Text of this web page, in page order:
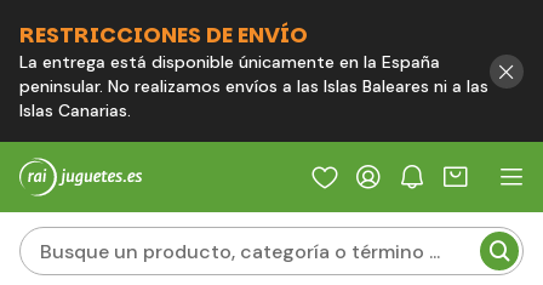
RESTRICCIONES DE ENVÍO
La entrega está disponible únicamente en la España
peninsular. No realizamos envíos a las Islas Baleares ni a las
Islas Canarias.